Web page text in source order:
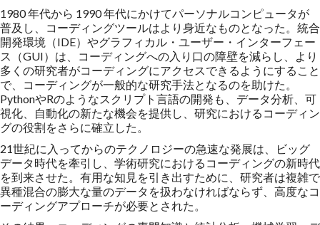
1980 年代から 1990 年代にかけてパーソナルコンピュータが
普及し、コーディングツールはより身近なものとなった。統合
開発環境（IDE）やグラフィカル・ユーザー・インターフェー
ス（GUI）は、コーディングへの入り口の障壁を減らし、より
多くの研究者がコーディングにアクセスできるようにすること
で、コーディングが一般的な研究手法となるのを助けた。
PythonやRのようなスクリプト言語の開発も、データ分析、可
視化、自動化の新たな機会を提供し、研究におけるコーディン
グの役割をさらに確立した。
21世紀に入ってからのテクノロジーの急速な発展は、ビッグ
データ時代を牽引し、学術研究におけるコーディングの新時代
を到来させた。有用な知見を引き出すために、研究者は複雑で
異種混合の膨大な量のデータを扱わなければならず、高度なコ
ーディングアプローチが必要とされた。